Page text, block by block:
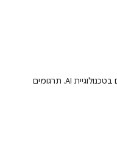
יכול להיות שהדף הזה מכיל תוכן שתורגם בטכנולוגיית AI. תרגומים